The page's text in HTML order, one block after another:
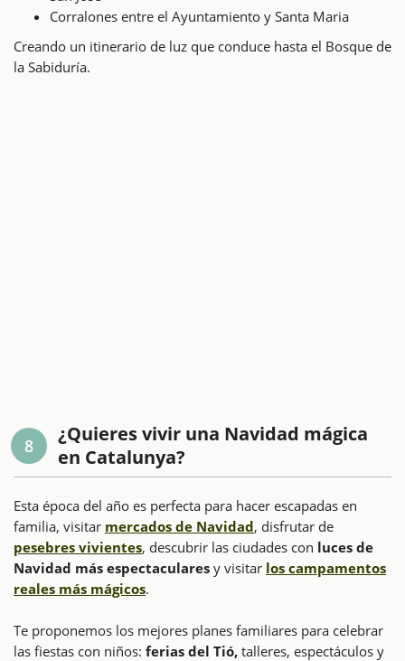
Corralones entre el Ayuntamiento y Santa Maria
Creando un itinerario de luz que conduce hasta el Bosque de
la Sabiduría.
8
¿Quieres vivir una Navidad mágica
en Catalunya?
Esta época del año es perfecta para hacer escapadas en
familia, visitar mercados de Navidad, disfrutar de
pesebres vivientes, descubrir las ciudades con luces de
Navidad más espectaculares y visitar los campamentos
reales más mágicos.
Te proponemos los mejores planes familiares para celebrar
las fiestas con niños: ferias del Tió, talleres, espectáculos y